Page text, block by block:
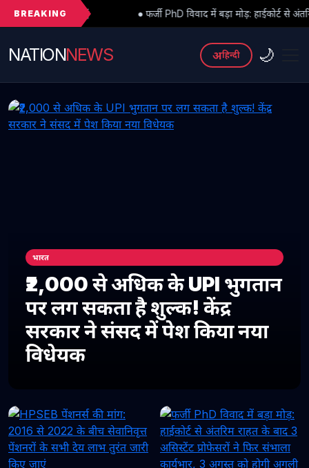
BREAKING● फर्जी PhD विवाद में बड़ा मोड़: हाईकोर्ट से अंतरिम राहत के बाद 3
NATIONNEWS अहिन्दी 🌙
भारत
₹2,000 से अधिक के UPI भुगतान
पर लग सकता है शुल्क! केंद्र
सरकार ने संसद में पेश किया नया
विधेयक